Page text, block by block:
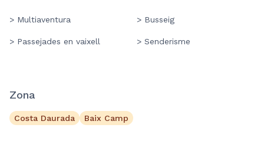
> Multiaventura > Busseig
> Passejades en vaixell > Senderisme
Zona
Costa Daurada Baix Camp